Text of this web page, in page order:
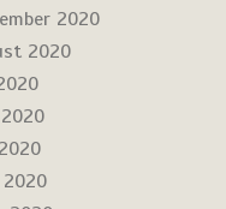
2020
2020